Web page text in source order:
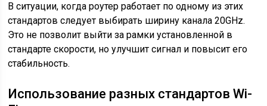
В ситуации, когда роутер работает по одному из этих
стандартов следует выбирать ширину канала 20GHz.
Это не позволит выйти за рамки установленной в
стандарте скорости, но улучшит сигнал и повысит его
стабильность.
Использование разных стандартов Wi-